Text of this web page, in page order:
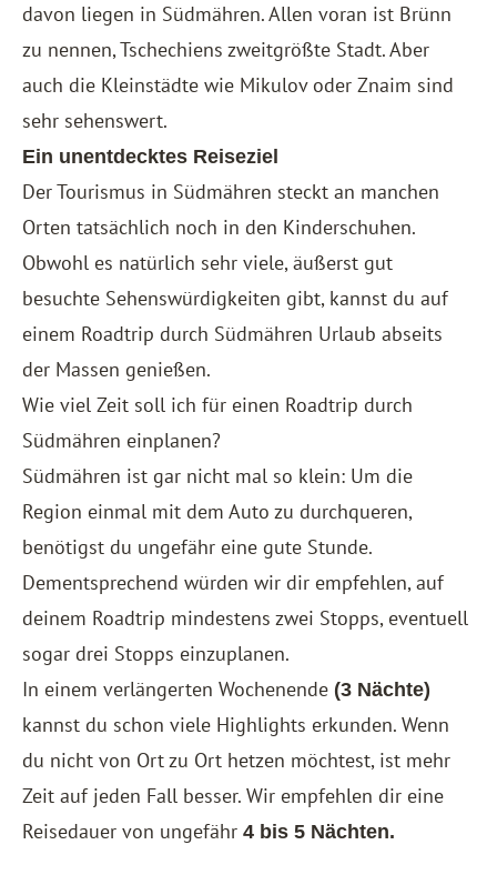
davon liegen in Südmähren. Allen voran ist Brünn
zu nennen, Tschechiens zweitgrößte Stadt. Aber
auch die Kleinstädte wie Mikulov oder Znaim sind
sehr sehenswert.
Ein unentdecktes Reiseziel
Der Tourismus in Südmähren steckt an manchen
Orten tatsächlich noch in den Kinderschuhen.
Obwohl es natürlich sehr viele, äußerst gut
besuchte Sehenswürdigkeiten gibt, kannst du auf
einem Roadtrip durch Südmähren Urlaub abseits
der Massen genießen.
Wie viel Zeit soll ich für einen Roadtrip durch
Südmähren einplanen?
Südmähren ist gar nicht mal so klein: Um die
Region einmal mit dem Auto zu durchqueren,
benötigst du ungefähr eine gute Stunde.
Dementsprechend würden wir dir empfehlen, auf
deinem Roadtrip mindestens zwei Stopps, eventuell
sogar drei Stopps einzuplanen.
In einem verlängerten Wochenende (3 Nächte)
kannst du schon viele Highlights erkunden. Wenn
du nicht von Ort zu Ort hetzen möchtest, ist mehr
Zeit auf jeden Fall besser. Wir empfehlen dir eine
Reisedauer von ungefähr 4 bis 5 Nächten.